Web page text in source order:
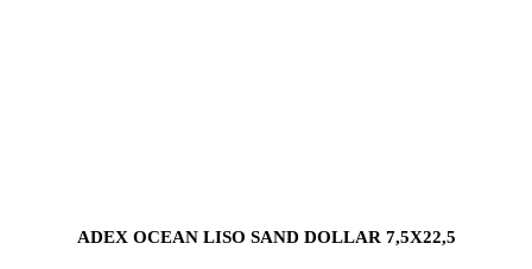
ADEX OCEAN LISO SAND DOLLAR 7,5X22,5